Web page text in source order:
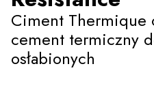
Ciment Thermique
cement termiczny
osłabionych